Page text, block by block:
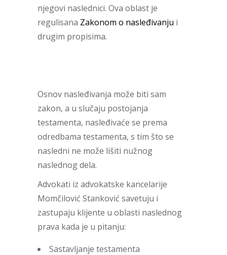
njegovi naslednici. Ova oblast je
regulisana Zakonom o nasleđivanju i
drugim propisima.
Osnov nasleđivanja može biti sam
zakon, a u slučaju postojanja
testamenta, nasleđivaće se prema
odredbama testamenta, s tim što se
nasledni ne može lišiti nužnog
naslednog dela.
Advokati iz advokatske kancelarije
Momčilović Stanković savetuju i
zastupaju klijente u oblasti naslednog
prava kada je u pitanju:
Sastavljanje testamenta